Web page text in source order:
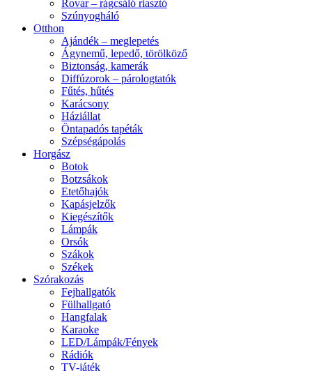
Rovar – rágcsáló riasztó
Szúnyogháló
Otthon
Ajándék – meglepetés
Ágynemű, lepedő, törölköző
Biztonság, kamerák
Diffúzorok – párologtatók
Fűtés, hűtés
Karácsony
Háziállat
Öntapadós tapéták
Szépségápolás
Horgász
Botok
Botzsákok
Etetőhajók
Kapásjelzők
Kiegészítők
Lámpák
Orsók
Szákok
Székek
Szórakozás
Fejhallgatók
Fülhallgató
Hangfalak
Karaoke
LED/Lámpák/Fények
Rádiók
TV-játék